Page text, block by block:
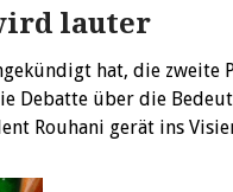
lauter
hat, die zweite
Debatte über die
Rouhani gerät ins